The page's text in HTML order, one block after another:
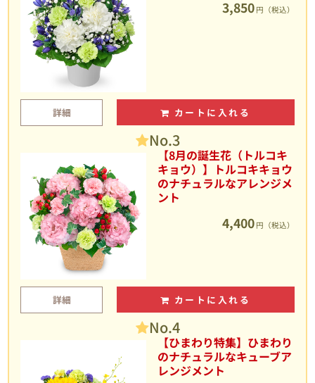
3,850 円（税込）
詳細 カートに入れる
No.3
【8月の誕生花（トルコキ
キョウ）】トルコキキョウ
のナチュラルなアレンジメ
ント
4,400 円（税込）
詳細 カートに入れる
No.4
【ひまわり特集】ひまわり
のナチュラルなキューブア
レンジメント